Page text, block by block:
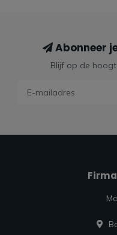
Abonneer
Blijf op de